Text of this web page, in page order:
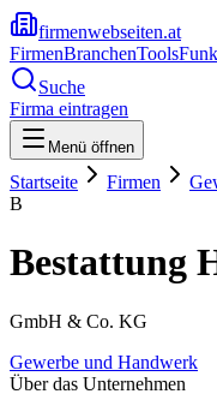
firmenwebseiten.at
FirmenBranchenTools
Suche
Firma eintragen
Menü öffnen
Startseite Firmen
B
Bestattung
GmbH & Co. KG
Gewerbe und Handwerk
Über das Unternehmen